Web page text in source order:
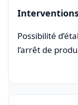
Possibilité
l’arrêt de